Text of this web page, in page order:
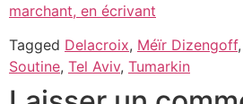
marchant, en écrivant
Tagged Delacroix, Méïr Dizengoff,
Soutine, Tel Aviv, Tumarkin